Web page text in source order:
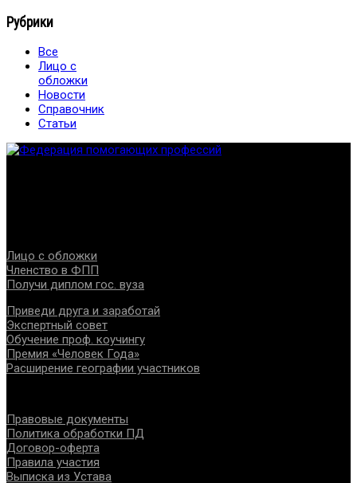
Рубрики
Все
Лицо с
обложки
Новости
Справочник
Статьи
Лицо с обложки
Членство в ФПП
Получи диплом гос. вуза
Приведи друга и заработай
Экспертный совет
Обучение проф. коучингу
Премия «Человек Года»
Расширение географии участников
Правовые документы
Политика обработки ПД
Договор-оферта
Правила участия
Выписка из Устава